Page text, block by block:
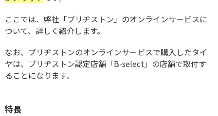
ここでは、弊社「ブリヂストン」のオンラインサービスに
ついて、詳しく紹介します。
なお、ブリヂストンのオンラインサービスで購入したタイ
ヤは、ブリヂストン認定店舗「B-select」の店舗で取付す
ることになります。
特長